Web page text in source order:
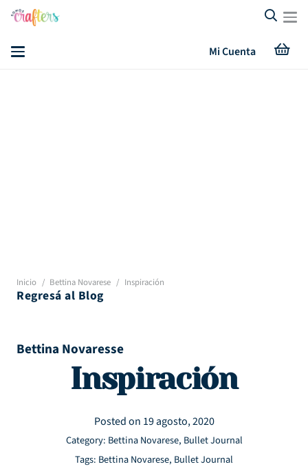
Mi Cuenta
Inicio / Bettina Novarese / Inspiración
Regresá al Blog
Bettina Novaresse
Inspiración
Posted on 19 agosto, 2020
Category: Bettina Novarese, Bullet Journal
Tags: Bettina Novarese, Bullet Journal